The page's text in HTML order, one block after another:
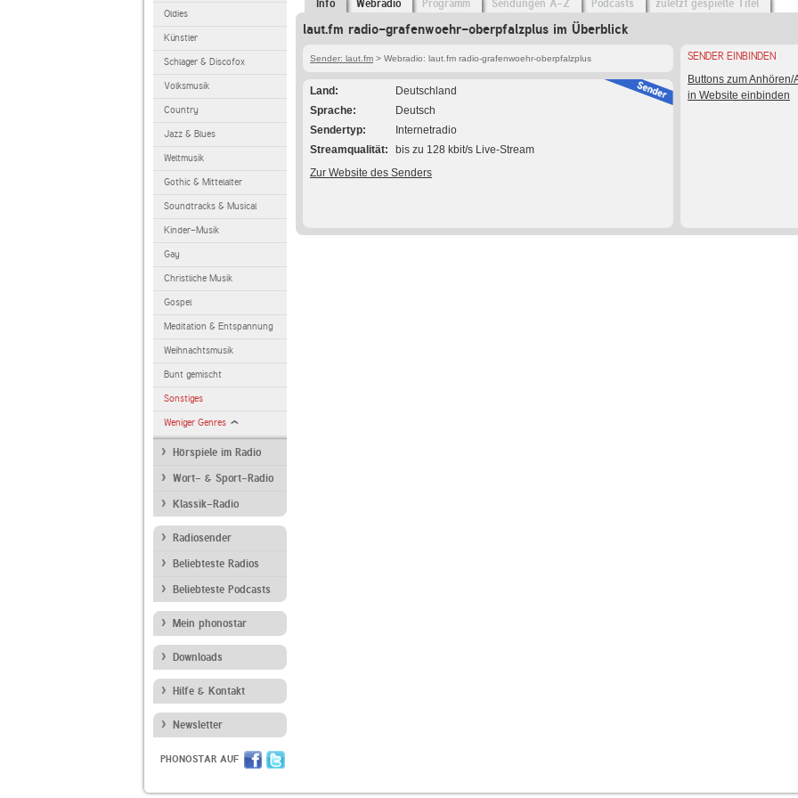
Oldies
Künstler
Schlager & Discofox
Volksmusik
Country
Jazz & Blues
Weltmusik
Gothic & Mittelalter
Soundtracks & Musical
Kinder-Musik
Gay
Christliche Musik
Gospel
Meditation & Entspannung
Weihnachtsmusik
Bunt gemischt
Sonstiges
Weniger Genres
Hörspiele im Radio
Wort- & Sport-Radio
Klassik-Radio
Radiosender
Beliebteste Radios
Beliebteste Podcasts
Mein phonostar
Downloads
Hilfe & Kontakt
Newsletter
PHONOSTAR AUF
Info Webradio Programm Sendungen A-Z Podcasts zuletzt gespielte Titel
laut.fm radio-grafenwoehr-oberpfalzplus im Überblick
Sender: laut.fm > Webradio: laut.fm radio-grafenwoehr-oberpfalzplus
Land
Deutschland
Sprache
Deutsch
Sendertyp
Internetradio
Streamqualität
bis zu 128 kbit/s Live-Stream
Zur Website des Senders
SENDER EINBINDEN
Buttons zum Anhören/
in Website einbinden